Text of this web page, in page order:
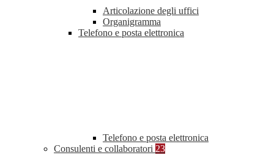
Articolazione degli uffici
Organigramma
Telefono e posta elettronica
Telefono e posta elettronica
Consulenti e collaboratori 23